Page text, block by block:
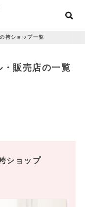
袴ショップ一覧
販売店の一覧
ショップ